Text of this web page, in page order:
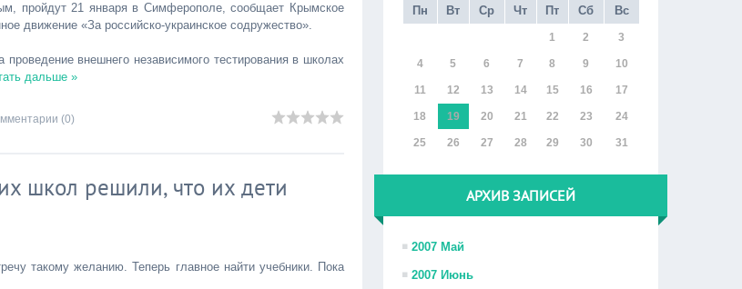
пройдут 21 января в Симферополе, сообщает Крымское
движение «За российско-украинское содружество».
внешнего независимого тестирования в школах
дальше »
(0)
школ решили, что их дети
такому желанию. Теперь главное найти учебники. Пока
Пн
Вт Ср Чт Пт Сб Вс
1 2 3
4 5 6 7 8 9 10
11 12 13 14 15 16 17
18 19 20 21 22 23 24
25 26 27 28 29 30 31
АРХИВ ЗАПИСЕЙ
2007 Май
2007 Июнь